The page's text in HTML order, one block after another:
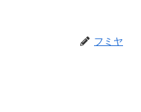
フミヤ